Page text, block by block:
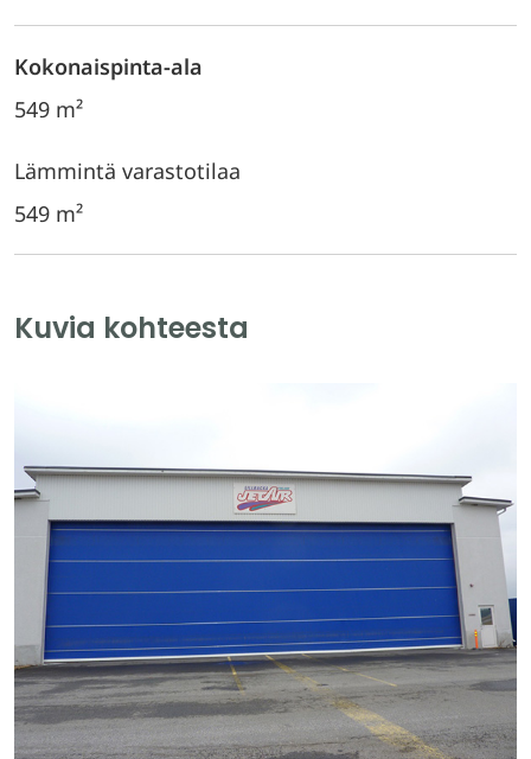
Kokonaispinta-ala
549 m²
Lämmintä varastotilaa
549 m²
Kuvia kohteesta